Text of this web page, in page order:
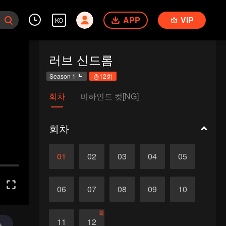
KO APP VIP
러브 신드롬
Season 1 총12회
회차 비하인드 컷[NG]
회차
01 02 03 04 05
06 07 08 09 10
11 12
끝